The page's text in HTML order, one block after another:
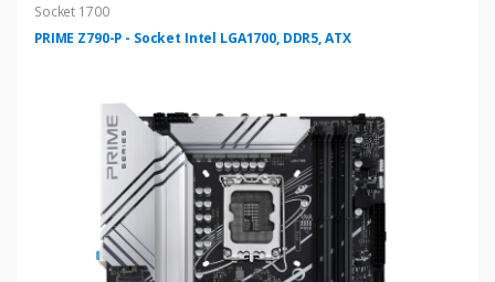
Socket 1700
PRIME Z790-P - Socket Intel LGA1700, DDR5, ATX